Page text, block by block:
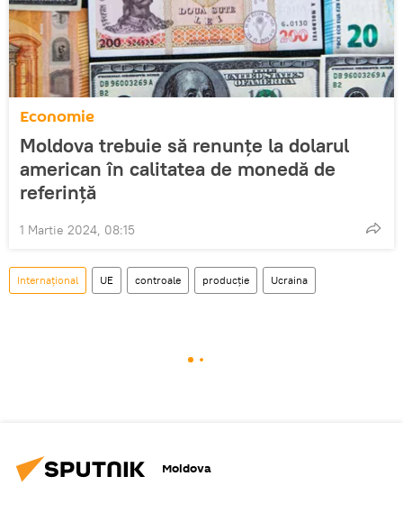
Economie
Moldova trebuie să renunțe la dolarul
american în calitatea de monedă de
referință
1 Martie 2024, 08:15
Internațional UE controale producție Ucraina
Moldova